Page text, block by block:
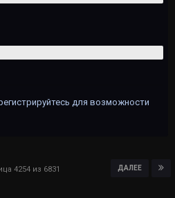
для возможности
ДАЛЕЕ
4254 из 6831